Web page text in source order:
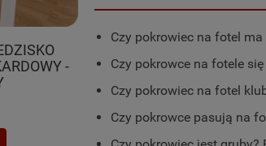
-
KRZESŁO - BUTELKOWA
do koszyka
Czy pokrowiec na fotel
Czy pokrowce na fotele
Czy pokrowiec na fotel
Czy pokrowce pasują na